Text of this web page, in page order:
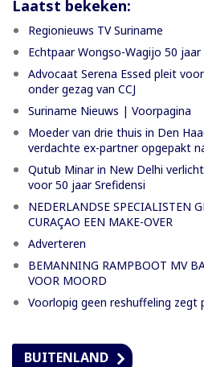
Laatst bekeken:
Regionieuws TV Suriname
Echtpaar Wongso-Wagijo 50
Advocaat Serena Essed pleit
onder gezag van CCJ
Suriname Nieuws | Voorpagina
Moeder van drie thuis in Den
verdachte ex-partner opgepakt
Qutub Minar in New Delhi
voor 50 jaar Srefidensi
NEDERLANDSE SPECIALISTEN
CURAÇAO EEN MAKE-OVER
Adverteren
BEMANNING RAMPBOOT MV
VOOR MOORD
Voorlopig geen reshuffeling zegt
BUITENLAND